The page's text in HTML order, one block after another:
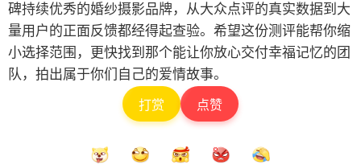
碑持续优秀的婚纱摄影品牌，从大众点评的真实数据到大
量用户的正面反馈都经得起查验。希望这份测评能帮你缩
小选择范围，更快找到那个能让你放心交付幸福记忆的团
队，拍出属于你们自己的爱情故事。
打赏 点赞